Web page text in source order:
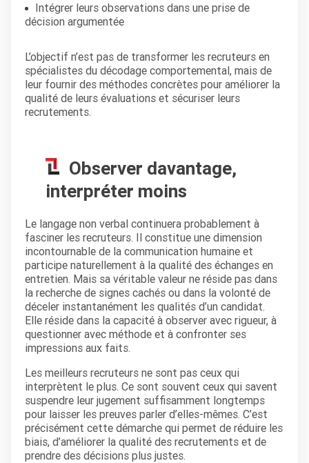
Intégrer leurs observations dans une prise de
décision argumentée
L’objectif n’est pas de transformer les recruteurs en
spécialistes du décodage comportemental, mais de
leur fournir des méthodes concrètes pour améliorer la
qualité de leurs évaluations et sécuriser leurs
recrutements.
Observer davantage,
interpréter moins
Le langage non verbal continuera probablement à
fasciner les recruteurs. Il constitue une dimension
incontournable de la communication humaine et
participe naturellement à la qualité des échanges en
entretien. Mais sa véritable valeur ne réside pas dans
la recherche de signes cachés ou dans la volonté de
déceler instantanément les qualités d’un candidat.
Elle réside dans la capacité à observer avec rigueur, à
questionner avec méthode et à confronter ses
impressions aux faits.
Les meilleurs recruteurs ne sont pas ceux qui
interprètent le plus. Ce sont souvent ceux qui savent
suspendre leur jugement suffisamment longtemps
pour laisser les preuves parler d’elles-mêmes. C’est
précisément cette démarche qui permet de réduire les
biais, d’améliorer la qualité des recrutements et de
prendre des décisions plus justes.